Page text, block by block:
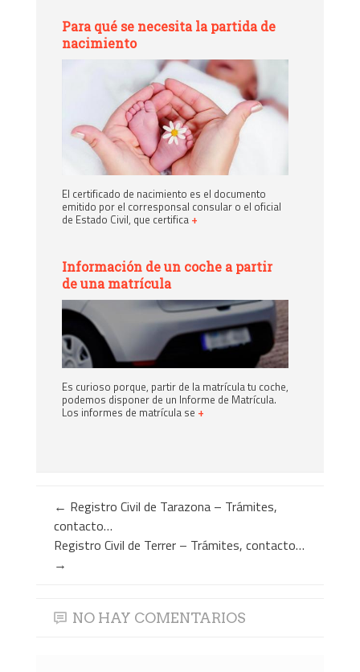
Para qué se necesita la partida de
nacimiento
El certificado de nacimiento es el documento
emitido por el corresponsal consular o el oficial
de Estado Civil, que certifica +
Información de un coche a partir
de una matrícula
Es curioso porque, partir de la matrícula tu coche,
podemos disponer de un Informe de Matrícula.
Los informes de matrícula se +
← Registro Civil de Tarazona – Trámites,
contacto…
Registro Civil de Terrer – Trámites, contacto…
→
NO HAY COMENTARIOS